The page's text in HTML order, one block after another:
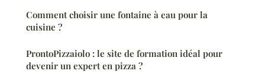
Comment choisir une fontaine à eau pour la
cuisine ?
ProntoPizzaiolo : le site de formation idéal pour
devenir un expert en pizza ?